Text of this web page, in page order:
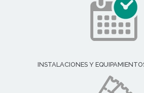
INSTALACIONES Y